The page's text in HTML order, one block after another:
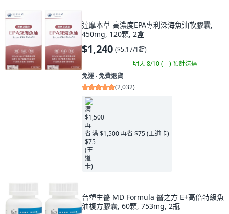
達摩本草 高濃度EPA專利深海魚油軟膠囊,
450mg, 120顆, 2盒
$1,240 ($5.17/1錠)
明天 8/10 (一)預計送達
免運 ∙ 免費退貨
(2,032)
满 $1,500 再省 $75 (王道卡)
台塑生醫 MD Formula 醫之方 E+高倍特級魚
油複方膠囊, 60顆, 753mg, 2瓶